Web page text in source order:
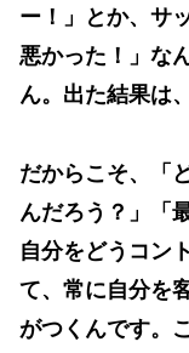
ー！」とか、サ
悪かった！」な
ん。出た結果は
だからこそ、「
んだろう？」「
自分をどうコン
て、常に自分を
がつくんです。